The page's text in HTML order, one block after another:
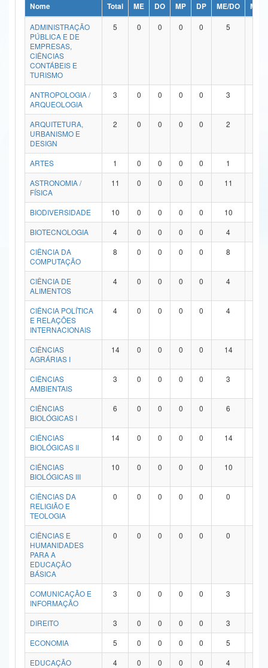
Ministério da Ciência, Tecnologia, Inovações e Comunicações
Ministério do Meio Ambiente
Ministério do Turismo
Ministério do Desenvolvimento Regional
Controladoria-Geral da União
Ministério da Mulher, da Família e dos Direitos Humanos
Secretaria de Governo
Advocacia-Geral da União
Banco Central do Brasil
Nome Total ME DO MP DP ME/DO
MP/
ADMINISTRAÇÃO
PÚBLICA E DE
EMPRESAS,
CIÊNCIAS
CONTÁBEIS E
TURISMO
5 0 0 0 0 5
ANTROPOLOGIA /
ARQUEOLOGIA
3 0 0 0 0 3
ARQUITETURA,
URBANISMO E
DESIGN
2 0 0 0 0 2
ARTES 1 0 0 0 0 1
ASTRONOMIA /
FÍSICA
11 0 0 0 0 11
BIODIVERSIDADE 10 0 0 0 0 10
BIOTECNOLOGIA
4 0 0 0 0 4
CIÊNCIA DA
COMPUTAÇÃO
8 0 0 0 0 8
CIÊNCIA DE
ALIMENTOS
4 0 0 0 0 4
CIÊNCIA POLÍTICA
E RELAÇÕES
INTERNACIONAIS
4 0 0 0 0 4
CIÊNCIAS
AGRÁRIAS I
14 0 0 0 0 14
CIÊNCIAS
AMBIENTAIS
3 0 0 0 0 3
CIÊNCIAS
BIOLÓGICAS I
6 0 0 0 0 6
CIÊNCIAS
BIOLÓGICAS II
14 0 0 0 0 14
CIÊNCIAS
BIOLÓGICAS III
10 0 0 0 0 10
CIÊNCIAS DA
RELIGIÃO E
TEOLOGIA
0 0 0 0 0 0
CIÊNCIAS E
HUMANIDADES
PARA A
EDUCAÇÃO
BÁSICA
0 0 0 0 0 0
COMUNICAÇÃO E
INFORMAÇÃO
3 0 0 0 0 3
DIREITO 3 0 0 0 0 3
ECONOMIA
5 0 0 0 0 5
EDUCAÇÃO
4 0 0 0 0 4